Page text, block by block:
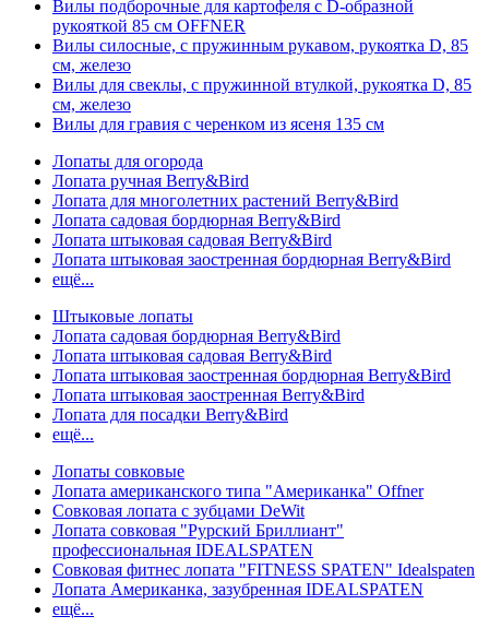
Вилы подборочные для картофеля с D-образной
рукояткой 85 см OFFNER
Вилы силосные, с пружинным рукавом, рукоятка D, 85
см, железо
Вилы для свеклы, с пружинной втулкой, рукоятка D, 85
см, железо
Вилы для гравия с черенком из ясеня 135 см
Лопаты для огорода
Лопата ручная Berry&Bird
Лопата для многолетних растений Berry&Bird
Лопата садовая бордюрная Berry&Bird
Лопата штыковая садовая Berry&Bird
Лопата штыковая заостренная бордюрная Berry&Bird
ещё...
Штыковые лопаты
Лопата садовая бордюрная Berry&Bird
Лопата штыковая садовая Berry&Bird
Лопата штыковая заостренная бордюрная Berry&Bird
Лопата штыковая заостренная Berry&Bird
Лопата для посадки Berry&Bird
ещё...
Лопаты совковые
Лопата американского типа "Американка" Offner
Совковая лопата с зубцами DeWit
Лопата совковая "Рурский Бриллиант"
профессиональная IDEALSPATEN
Совковая фитнес лопата "FITNESS SPATEN" Idealspaten
Лопата Американка, зазубренная IDEALSPATEN
ещё...